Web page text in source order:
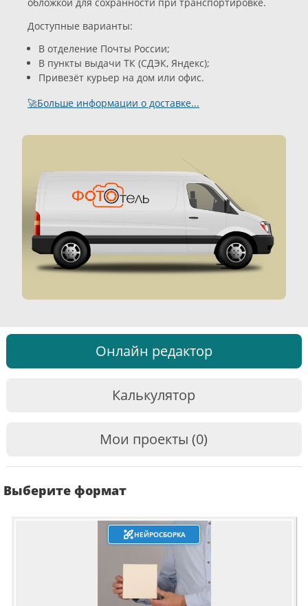
обложкой для сохранности при транспортировке.
Доступные варианты:
В отделение Почты России;
В пункты выдачи ТК (СДЭК, Яндекс);
Привезёт курьер на дом или офис.
🚀Больше информации о доставке...
Онлайн редактор
Калькулятор
Мои проекты (0)
Выберите формат
НЕЙРОСБОРКА